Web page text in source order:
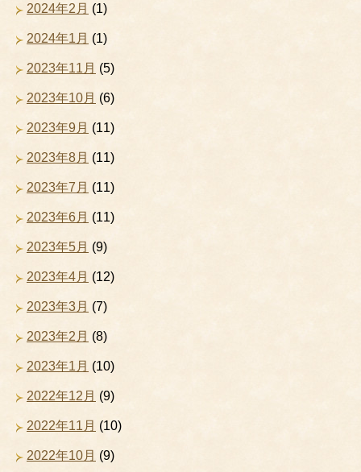
2024年2月 (1)
2024年1月 (1)
2023年11月 (5)
2023年10月 (6)
2023年9月 (11)
2023年8月 (11)
2023年7月 (11)
2023年6月 (11)
2023年5月 (9)
2023年4月 (12)
2023年3月 (7)
2023年2月 (8)
2023年1月 (10)
2022年12月 (9)
2022年11月 (10)
2022年10月 (9)